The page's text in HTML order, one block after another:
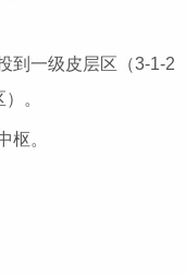
到一级皮层区（3-1-2
。
枢。